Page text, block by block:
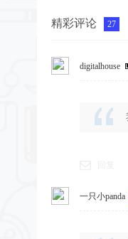
精彩评论 27
digitalhouse
一只小panda